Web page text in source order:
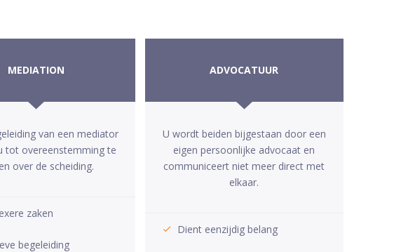
MEDIATION
van een mediator
tot overeenstemming te
over de scheiding.
zaken
begeleiding
ADVOCATUUR
U wordt beiden bijgestaan door een
eigen persoonlijke advocaat en
communiceert niet meer direct met
elkaar.
Dient eenzijdig belang